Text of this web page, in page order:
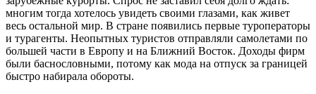
многим тогда хотелось увидеть своими глазами, как живет
весь остальной мир. В стране появились первые туроператоры
и турагенты. Неопытных туристов отправляли самолетами по
большей части в Европу и на Ближний Восток. Доходы фирм
были баснословными, потому как мода на отпуск за границей
быстро набирала обороты.